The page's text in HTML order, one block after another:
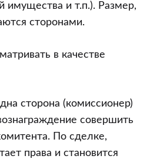
имущества и т.п.). Размер,
сторонами.
в качестве
сторона (комиссионер)
совершить
По сделке,
права и становится